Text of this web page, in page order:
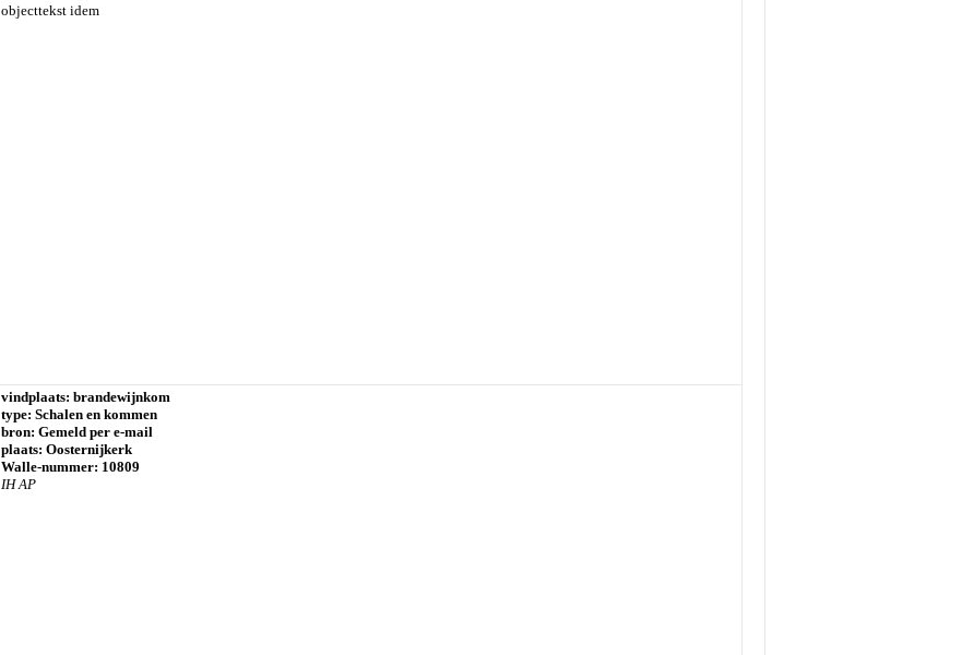
objecttekst idem
vindplaats: brandewijnkom
type: Schalen en kommen
bron: Gemeld per e-mail
plaats: Oosternijkerk
Walle-nummer: 10809
IH AP